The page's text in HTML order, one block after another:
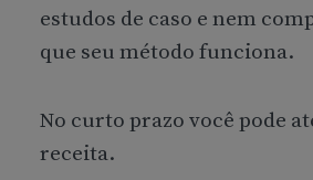
estudos de caso e nem
que seu método funciona.
No curto prazo você pode
receita.